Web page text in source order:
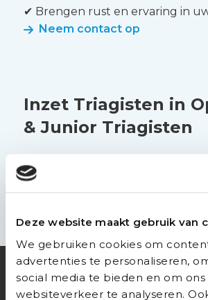
Deze website maakt gebruik van
We gebruiken cookies om
advertenties te personaliseren,
social media te bieden en om ons
websiteverkeer te analyseren.
✔ Brengen rust en ervaring in
Neem contact op
triagisten
Inzet Triagisten in
& Junior Triagisten
✔ In te zetten in opleiding- of
overnameconstructies
Neem contact op
meer
Inzet
Opleiding
Junior
“Stabiele zorg,